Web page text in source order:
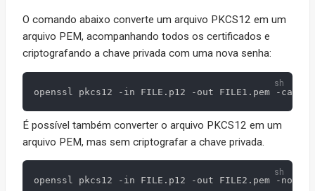
O comando abaixo converte um arquivo PKCS12 em um
arquivo PEM, acompanhando todos os certificados e
criptografando a chave privada com uma nova senha:
É possível também converter o arquivo PKCS12 em um
arquivo PEM, mas sem criptografar a chave privada.